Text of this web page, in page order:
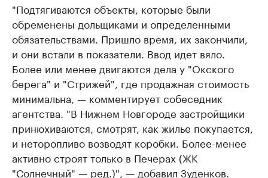
"Подтягиваются объекты, которые были
обременены дольщиками и определенными
обязательствами. Пришло время, их закончили,
и они встали в показатели. Ввод идет вяло.
Более или менее двигаются дела у "Окского
берега" и "Стрижей", где продажная стоимость
минимальна, — комментирует собеседник
агентства. "В Нижнем Новгороде застройщики
принюхиваются, смотрят, как жилье покупается,
и неторопливо возводят коробки. Более-менее
активно строят только в Печерах (ЖК
"Солнечный" — ред.)", — добавил Зуденков.